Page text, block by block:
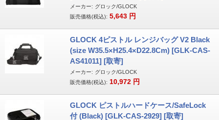
メーカー: グロック/GLOCK
販売価格(税込): 5,643 円
GLOCK 4ピストル レンジバッグ V2 Black
(size W35.5×H25.4×D22.8Cm) [GLK-CAS-
AS41011] [取寄]
メーカー: グロック/GLOCK
販売価格(税込): 10,972 円
GLOCK ピストルハードケース/SafeLock
付 (Black) [GLK-CAS-2929] [取寄]